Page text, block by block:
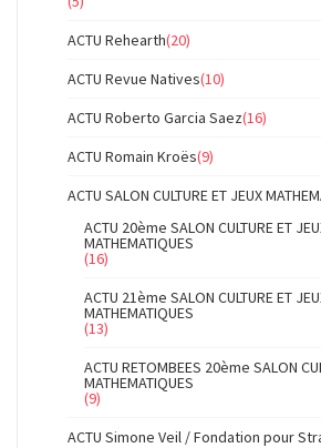
ACTU Rehearth(20)
ACTU Revue Natives(10)
ACTU Roberto Garcia Saez(16)
ACTU Romain Kroës(9)
ACTU SALON CULTURE ET JEUX
ACTU 20ème SALON CULTURE ET
MATHEMATIQUES
(16)
ACTU 21ème SALON CULTURE ET
MATHEMATIQUES
(13)
ACTU RETOMBEES 20ème SALON
MATHEMATIQUES
(9)
ACTU Simone Veil / Fondation pour